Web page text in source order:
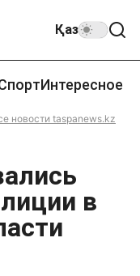
Қаз
Интересное
новости taspanews.kz
в